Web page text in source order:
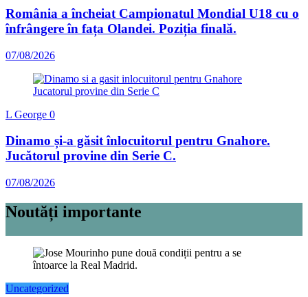
România a încheiat Campionatul Mondial U18 cu o
înfrângere în fața Olandei. Poziția finală.
07/08/2026
L George 0
Dinamo și-a găsit înlocuitorul pentru Gnahore.
Jucătorul provine din Serie C.
07/08/2026
Noutăți importante
Uncategorized